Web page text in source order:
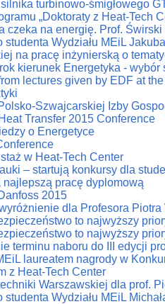
turbinowo-śmigłowego
„Doktoraty z Heat-Tech
czeka na energię. Prof. Świrski
studenta Wydziału MEiL
na pracę inżynierską o
kierunek Energetyka - wybór
lectures given by EDF at
Polsko-Szwajcarskiej Izby
Transfer 2015 Conference
o Energetyce
w Heat-Tech Center
– startują konkursy dla
najlepszą pracę dyplomową
2015
dla Profesora
to najwyższy
to najwyższy
terminu naboru do III edycji
laureatem nagrody w
z Heat-Tech Center
Warszawskiej dla prof.
studenta Wydziału MEiL